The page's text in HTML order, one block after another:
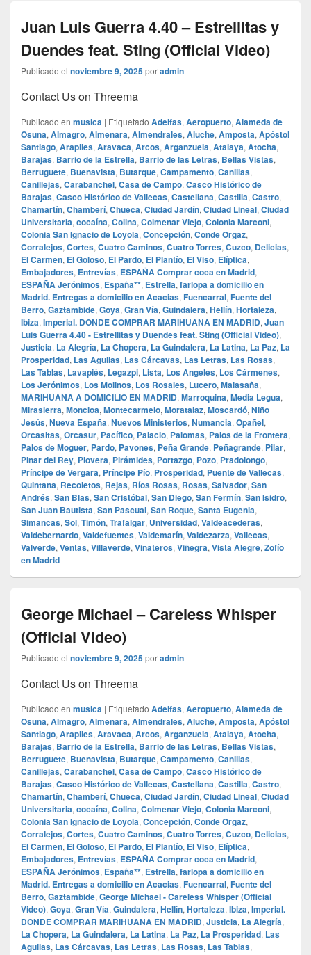
Juan Luis Guerra 4.40 – Estrellitas y
Duendes feat. Sting (Official Video)
Publicado el noviembre 9, 2025poradmin
Contact Us on Threema
Publicado en musica | Etiquetado Adelfas, Aeropuerto, Alameda de
Osuna, Almagro, Almenara, Almendrales, Aluche, Amposta, Apóstol
Santiago, Arapiles, Aravaca, Arcos, Arganzuela, Atalaya, Atocha,
Barajas, Barrio de la Estrella, Barrio de las Letras, Bellas Vistas,
Berruguete, Buenavista, Butarque, Campamento, Canillas,
Canillejas, Carabanchel, Casa de Campo, Casco Histórico de
Barajas, Casco Histórico de Vallecas, Castellana, Castilla, Castro,
Chamartín, Chamberí, Chueca, Ciudad Jardín, Ciudad Lineal, Ciudad
Universitaria, cocaína, Colina, Colmenar Viejo, Colonia Marconi,
Colonia San Ignacio de Loyola, Concepción, Conde Orgaz,
Corralejos, Cortes, Cuatro Caminos, Cuatro Torres, Cuzco, Delicias,
El Carmen, El Goloso, El Pardo, El Plantío, El Viso, Elíptica,
Embajadores, Entrevías, ESPAÑA Comprar coca en Madrid,
ESPAÑA Jerónimos, España**, Estrella, farlopa a domicilio en
Madrid. Entregas a domicilio en Acacias, Fuencarral, Fuente del
Berro, Gaztambide, Goya, Gran Vía, Guindalera, Hellín, Hortaleza,
Ibiza, Imperial. DONDE COMPRAR MARIHUANA EN MADRID, Juan
Luis Guerra 4.40 - Estrellitas y Duendes feat. Sting (Official Video),
Justicia, La Alegría, La Chopera, La Guindalera, La Latina, La Paz, La
Prosperidad, Las Aguilas, Las Cárcavas, Las Letras, Las Rosas,
Las Tablas, Lavapiés, Legazpi, Lista, Los Angeles, Los Cármenes,
Los Jerónimos, Los Molinos, Los Rosales, Lucero, Malasaña,
MARIHUANA A DOMICILIO EN MADRID, Marroquina, Media Legua,
Mirasierra, Moncloa, Montecarmelo, Moratalaz, Moscardó, Niño
Jesús, Nueva España, Nuevos Ministerios, Numancia, Opañel,
Orcasitas, Orcasur, Pacífico, Palacio, Palomas, Palos de la Frontera,
Palos de Moguer, Pardo, Pavones, Peña Grande, Peñagrande, Pilar,
Pinar del Rey, Piovera, Pirámides, Portazgo, Pozo, Pradolongo,
Príncipe de Vergara, Príncipe Pío, Prosperidad, Puente de Vallecas,
Quintana, Recoletos, Rejas, Ríos Rosas, Rosas, Salvador, San
Andrés, San Blas, San Cristóbal, San Diego, San Fermín, San Isidro,
San Juan Bautista, San Pascual, San Roque, Santa Eugenia,
Simancas, Sol, Timón, Trafalgar, Universidad, Valdeacederas,
Valdebernardo, Valdefuentes, Valdemarín, Valdezarza, Vallecas,
Valverde, Ventas, Villaverde, Vinateros, Viñegra, Vista Alegre, Zofío
en Madrid
George Michael – Careless Whisper
(Official Video)
Publicado el noviembre 9, 2025poradmin
Contact Us on Threema
Publicado en musica | Etiquetado Adelfas, Aeropuerto, Alameda de
Osuna, Almagro, Almenara, Almendrales, Aluche, Amposta, Apóstol
Santiago, Arapiles, Aravaca, Arcos, Arganzuela, Atalaya, Atocha,
Barajas, Barrio de la Estrella, Barrio de las Letras, Bellas Vistas,
Berruguete, Buenavista, Butarque, Campamento, Canillas,
Canillejas, Carabanchel, Casa de Campo, Casco Histórico de
Barajas, Casco Histórico de Vallecas, Castellana, Castilla, Castro,
Chamartín, Chamberí, Chueca, Ciudad Jardín, Ciudad Lineal, Ciudad
Universitaria, cocaína, Colina, Colmenar Viejo, Colonia Marconi,
Colonia San Ignacio de Loyola, Concepción, Conde Orgaz,
Corralejos, Cortes, Cuatro Caminos, Cuatro Torres, Cuzco, Delicias,
El Carmen, El Goloso, El Pardo, El Plantío, El Viso, Elíptica,
Embajadores, Entrevías, ESPAÑA Comprar coca en Madrid,
ESPAÑA Jerónimos, España**, Estrella, farlopa a domicilio en
Madrid. Entregas a domicilio en Acacias, Fuencarral, Fuente del
Berro, Gaztambide, George Michael - Careless Whisper (Official
Video), Goya, Gran Vía, Guindalera, Hellín, Hortaleza, Ibiza, Imperial.
DONDE COMPRAR MARIHUANA EN MADRID, Justicia, La Alegría,
La Chopera, La Guindalera, La Latina, La Paz, La Prosperidad, Las
Aguilas, Las Cárcavas, Las Letras, Las Rosas, Las Tablas,